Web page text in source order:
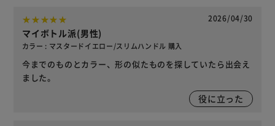
2026/04/30
マイボトル派(男性)
カラー : マスタードイエロー/スリムハンドル 購入
今までのものとカラー、形の似たものを探していたら出会え
ました。
役に立った